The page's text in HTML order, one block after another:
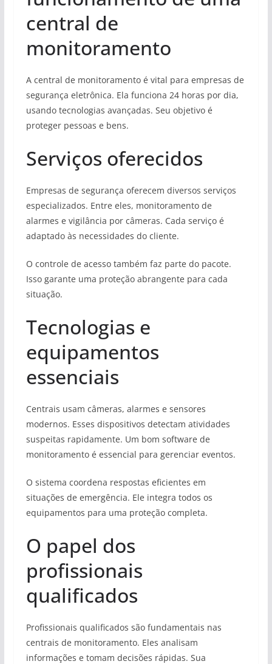
central de
monitoramento
A central de monitoramento é vital para empresas de
segurança eletrônica. Ela funciona 24 horas por dia,
usando tecnologias avançadas. Seu objetivo é
proteger pessoas e bens.
Serviços oferecidos
Empresas de segurança oferecem diversos serviços
especializados. Entre eles, monitoramento de
alarmes e vigilância por câmeras. Cada serviço é
adaptado às necessidades do cliente.
O controle de acesso também faz parte do pacote.
Isso garante uma proteção abrangente para cada
situação.
Tecnologias e
equipamentos
essenciais
Centrais usam câmeras, alarmes e sensores
modernos. Esses dispositivos detectam atividades
suspeitas rapidamente. Um bom software de
monitoramento é essencial para gerenciar eventos.
O sistema coordena respostas eficientes em
situações de emergência. Ele integra todos os
equipamentos para uma proteção completa.
O papel dos
profissionais
qualificados
Profissionais qualificados são fundamentais nas
centrais de monitoramento. Eles analisam
informações e tomam decisões rápidas. Sua